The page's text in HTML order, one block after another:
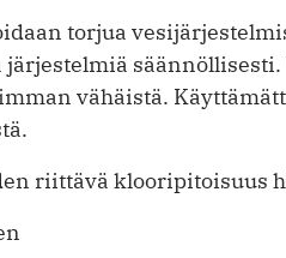
torjua
vähäistä.
riittävä klooripitoisuus